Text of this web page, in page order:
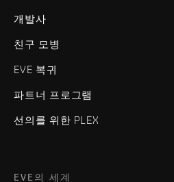
개발사
친구 모병
EVE 복귀
파트너 프로그램
선의를 위한 PLEX
EVE의 세계